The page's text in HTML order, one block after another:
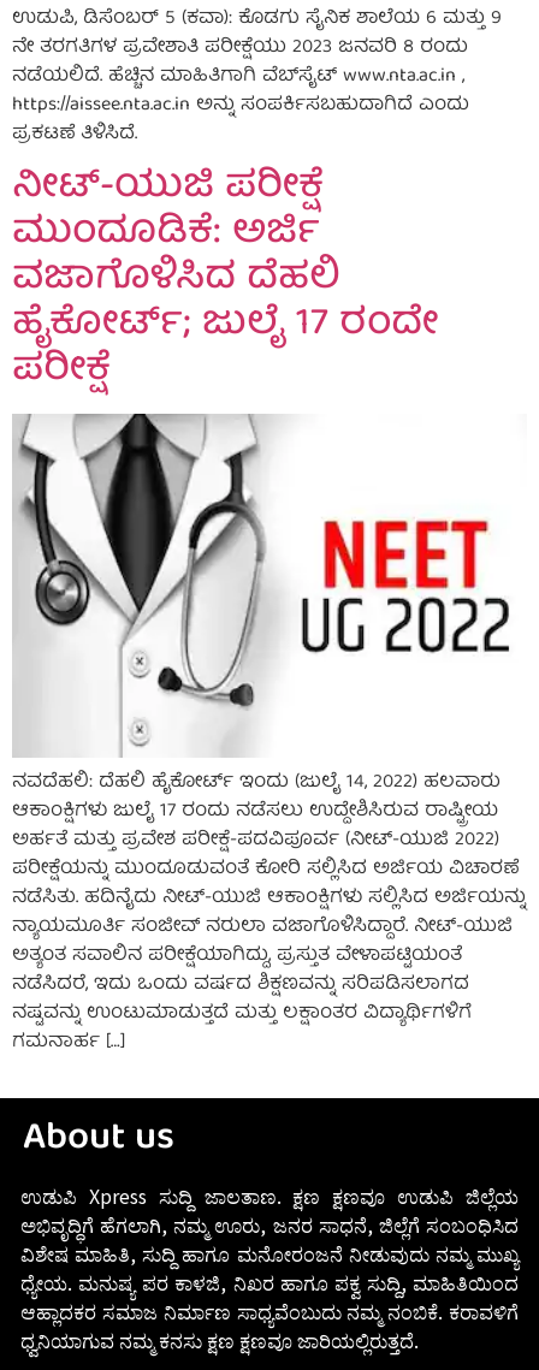
ಉಡುಪಿ, ಡಿಸೆಂಬರ್ 5 (ಕವಾ): ಕೊಡಗು ಸೈನಿಕ ಶಾಲೆಯ 6 ಮತ್ತು 9
ನೇ ತರಗತಿಗಳ ಪ್ರವೇಶಾತಿ ಪರೀಕ್ಷೆಯು 2023 ಜನವರಿ 8 ರಂದು
ನಡೆಯಲಿದೆ. ಹೆಚ್ಚಿನ ಮಾಹಿತಿಗಾಗಿ ವೆಬ್‌ಸೈಟ್ www.nta.ac.in ,
https://aissee.nta.ac.in ಅನ್ನು ಸಂಪರ್ಕಿಸಬಹುದಾಗಿದೆ ಎಂದು
ಪ್ರಕಟಣೆ ತಿಳಿಸಿದೆ.
ನೀಟ್-ಯುಜಿ ಪರೀಕ್ಷೆ
ಮುಂದೂಡಿಕೆ: ಅರ್ಜಿ
ವಜಾಗೊಳಿಸಿದ ದೆಹಲಿ
ಹೈಕೋರ್ಟ್; ಜುಲೈ 17 ರಂದೇ
ಪರೀಕ್ಷೆ
ನವದೆಹಲಿ: ದೆಹಲಿ ಹೈಕೋರ್ಟ್ ಇಂದು (ಜುಲೈ 14, 2022) ಹಲವಾರು
ಆಕಾಂಕ್ಷಿಗಳು ಜುಲೈ 17 ರಂದು ನಡೆಸಲು ಉದ್ದೇಶಿಸಿರುವ ರಾಷ್ಟ್ರೀಯ
ಅರ್ಹತೆ ಮತ್ತು ಪ್ರವೇಶ ಪರೀಕ್ಷೆ-ಪದವಿಪೂರ್ವ (ನೀಟ್-ಯುಜಿ 2022)
ಪರೀಕ್ಷೆಯನ್ನು ಮುಂದೂಡುವಂತೆ ಕೋರಿ ಸಲ್ಲಿಸಿದ ಅರ್ಜಿಯ ವಿಚಾರಣೆ
ನಡೆಸಿತು. ಹದಿನೈದು ನೀಟ್-ಯುಜಿ ಆಕಾಂಕ್ಷಿಗಳು ಸಲ್ಲಿಸಿದ ಅರ್ಜಿಯನ್ನು
ನ್ಯಾಯಮೂರ್ತಿ ಸಂಜೀವ್ ನರುಲಾ ವಜಾಗೊಳಿಸಿದ್ದಾರೆ. ನೀಟ್-ಯುಜಿ
ಅತ್ಯಂತ ಸವಾಲಿನ ಪರೀಕ್ಷೆಯಾಗಿದ್ದು, ಪ್ರಸ್ತುತ ವೇಳಾಪಟ್ಟಿಯಂತೆ
ನಡೆಸಿದರೆ, ಇದು ಒಂದು ವರ್ಷದ ಶಿಕ್ಷಣವನ್ನು ಸರಿಪಡಿಸಲಾಗದ
ನಷ್ಟವನ್ನು ಉಂಟುಮಾಡುತ್ತದೆ ಮತ್ತು ಲಕ್ಷಾಂತರ ವಿದ್ಯಾರ್ಥಿಗಳಿಗೆ
ಗಮನಾರ್ಹ […]
About us
ಉಡುಪಿ Xpress ಸುದ್ದಿ ಜಾಲತಾಣ. ಕ್ಷಣ ಕ್ಷಣವೂ ಉಡುಪಿ ಜಿಲ್ಲೆಯ
ಅಭಿವೃದ್ಧಿಗೆ ಹೆಗಲಾಗಿ, ನಮ್ಮ ಊರು, ಜನರ ಸಾಧನೆ, ಜಿಲ್ಲೆಗೆ ಸಂಬಂಧಿಸಿದ
ವಿಶೇಷ ಮಾಹಿತಿ, ಸುದ್ದಿ ಹಾಗೂ ಮನೋರಂಜನೆ ನೀಡುವುದು ನಮ್ಮ ಮುಖ್ಯ
ಧ್ಯೇಯ. ಮನುಷ್ಯ ಪರ ಕಾಳಜಿ, ನಿಖರ ಹಾಗೂ ಪಕ್ವ ಸುದ್ದಿ, ಮಾಹಿತಿಯಿಂದ
ಆಹ್ಲಾದಕರ ಸಮಾಜ ನಿರ್ಮಾಣ ಸಾಧ್ಯವೆಂಬುದು ನಮ್ಮ ನಂಬಿಕೆ. ಕರಾವಳಿಗೆ
ಧ್ವನಿಯಾಗುವ ನಮ್ಮ ಕನಸು ಕ್ಷಣ ಕ್ಷಣವೂ ಜಾರಿಯಲ್ಲಿರುತ್ತದೆ.